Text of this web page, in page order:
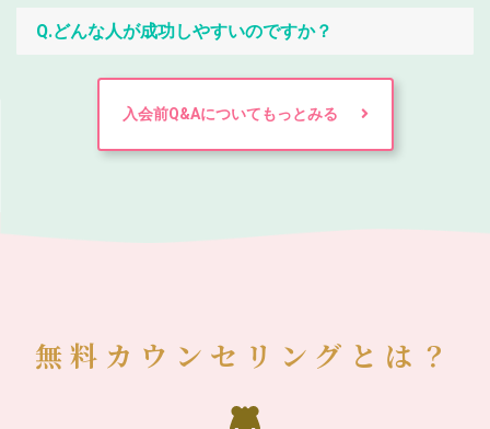
Q.どんな人が成功しやすいのですか？
入会前Q&Aについてもっとみる
無料カウンセリングとは？